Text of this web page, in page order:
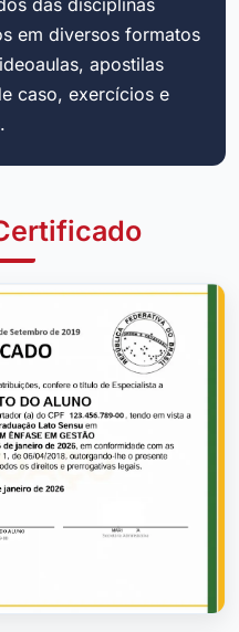
em diversos formatos
apostilas
caso, exercícios e